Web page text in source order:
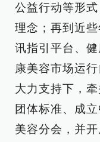
公益行动等形
理念；再到近
讯指引平台、
康美容市场运
大力支持下，
团体标准、成
美容分会，并